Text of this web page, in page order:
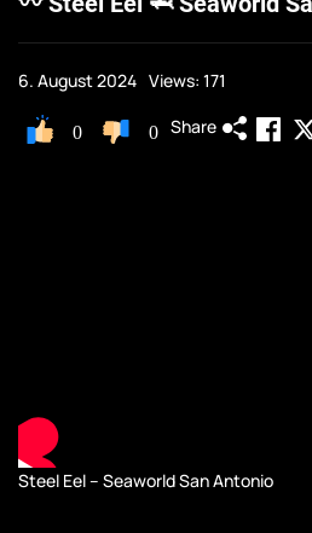
6. August 2024 Views: 171
0 0 Share
Steel Eel – Seaworld San Antonio